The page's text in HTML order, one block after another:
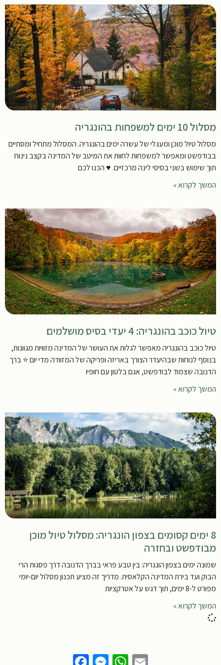
מסלול 10 ימים למשפחות בהונגריה
מסלול טיול מוכן ומעגלי של עשרה ימים בהונגריה. המסלול מתחיל ומסתיים
בבודפשט ומאפשר למשפחות לחוות את המיטב של המדינה בקצב נינוח
תוך שימוש בשני בסיסי לינה מרכזיים. ♥ הכנו לכם
המשך לקרוא »
טיול כוכב בהונגריה: 4 יעדי בסיס מושלמים
טיול כוכב בהונגריה מאפשר לגלות את העושר של המדינה מזוויות מגוונות,
בנוסף לנוחות שבהיעדר הצורך באריזה ופריקה של המזוודה מדי יום ⭐️ ברך
הדנובה שצמוד לבודפשט, אגם בלטון עם חופיו
המשך לקרוא »
8 ימים קסומים בצפון הונגריה: מסלול טיול מוכן
מבודפשט ובחזרה
שמונה ימים בצפון הונגריה: בין טבע פראי בברך הדנובה דרך פסגות הרי
הבוק ועד בירת המדינה הקלאסית. מדריך זה מציע תכנון מסלול יום-יומי
מפורט ל-8 ימים, תוך דגש על אטרקציות
המשך לקרוא »